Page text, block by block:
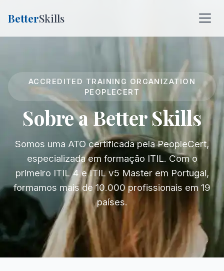
BetterSkills
ACCREDITED TRAINING ORGANIZATION
PEOPLECERT
Sobre a Better Skills
Somos uma ATO certificada pela PeopleCert,
especializada em formação ITIL. Com o
primeiro ITIL 4 e ITIL v5 Master em Portugal,
formamos mais de 10.000 profissionais em 19
países.